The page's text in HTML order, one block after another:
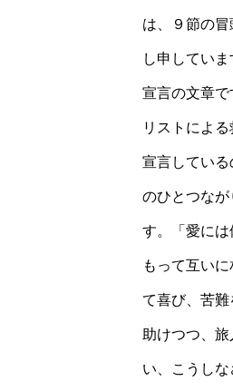
は、９節の
し申してい
宣言の文章
リストによ
宣言してい
のひとつな
す。「愛に
もって互い
て喜び、苦
助けつつ、
い、こうし